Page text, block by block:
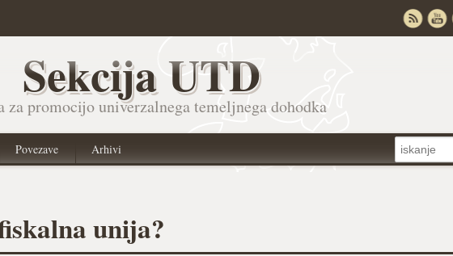
Sekcija UTD
za promocijo univerzalnega temeljnega dohodka
Povezave Arhivi
unija?